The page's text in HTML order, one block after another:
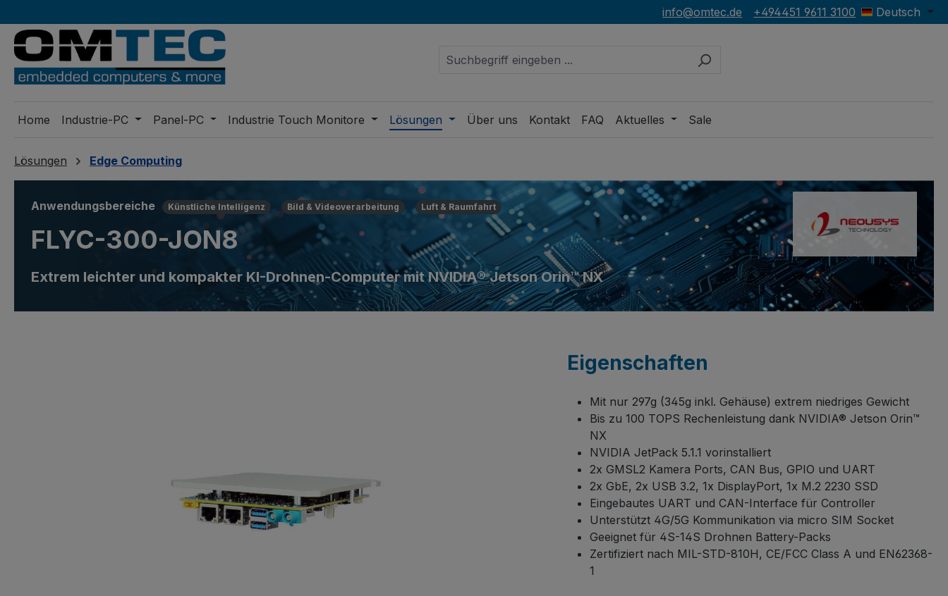
info@omtec.de +494451 9611 3100 Deutsch
Home Industrie-PC Panel-PC Industrie Touch Monitore Lösungen Über uns Kontakt FAQ Aktuelles Sale
Lösungen Edge Computing
Anwendungsbereiche Künstliche Intelligenz Bild & Videoverarbeitung Luft & Raumfahrt
FLYC-300-JON8
Extrem leichter und kompakter KI-Drohnen-Computer mit NVIDIA® Jetson Orin™ NX
Eigenschaften
Mit nur 297g (345g inkl. Gehäuse) extrem niedriges Gewicht
Bis zu 100 TOPS Rechenleistung dank NVIDIA® Jetson Orin™
NX
NVIDIA JetPack 5.1.1 vorinstalliert
2x GMSL2 Kamera Ports, CAN Bus, GPIO und UART
2x GbE, 2x USB 3.2, 1x DisplayPort, 1x M.2 2230 SSD
Eingebautes UART und CAN-Interface für Controller
Unterstützt 4G/5G Kommunikation via micro SIM Socket
Geeignet für 4S-14S Drohnen Battery-Packs
Zertifiziert nach MIL-STD-810H, CE/FCC Class A und EN62368-
1